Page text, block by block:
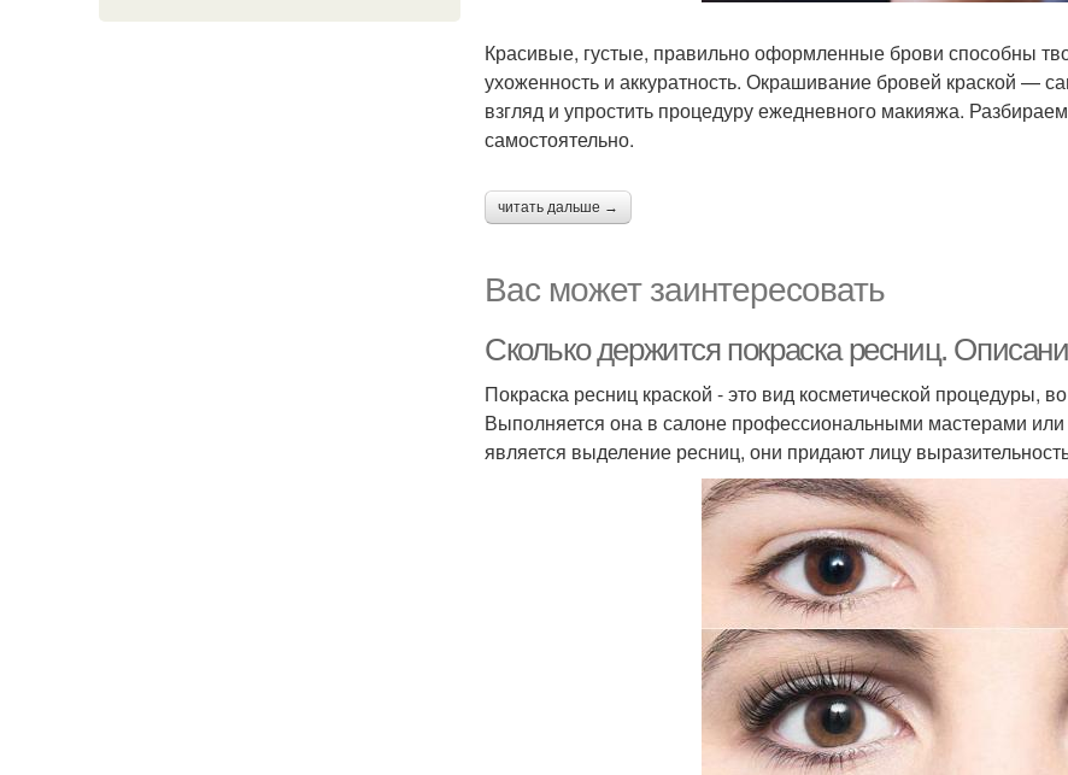
Красивые, густые, правильно оформленные брови способны
ухоженность и аккуратность. Окрашивание бровей краской —
взгляд и упростить процедуру ежедневного макияжа.
самостоятельно.
читать дальше →
Вас может заинтересовать
Сколько держится покраска ресниц.
Покраска ресниц краской - это вид косметической процедуры,
Выполняется она в салоне профессиональными мастерами
является выделение ресниц, они придают лицу